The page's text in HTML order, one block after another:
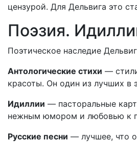
цензурой. Для Дельвига это
Поэзия.
Поэтическое наследие
Антологические стихи —
красоты. Он один из лучших в
Идиллии — пасторальные
нежным юмором и любовью к
Русские песни — лучшее, что